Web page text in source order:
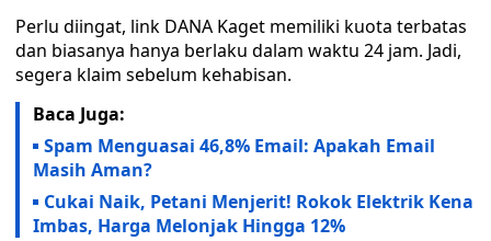
Perlu diingat, link DANA Kaget memiliki kuota terbatas
dan biasanya hanya berlaku dalam waktu 24 jam. Jadi,
segera klaim sebelum kehabisan.
Baca Juga:
Spam Menguasai 46,8% Email: Apakah Email
Masih Aman?
Cukai Naik, Petani Menjerit! Rokok Elektrik Kena
Imbas, Harga Melonjak Hingga 12%